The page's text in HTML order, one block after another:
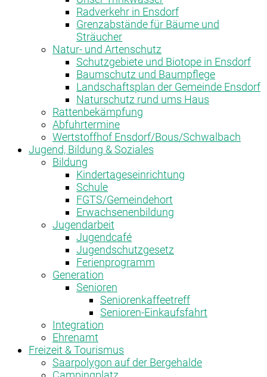
Radverkehr in Ensdorf
Grenzabstände für Bäume und
Sträucher
Natur- und Artenschutz
Schutzgebiete und Biotope in Ensdorf
Baumschutz und Baumpflege
Landschaftsplan der Gemeinde Ensdorf
Naturschutz rund ums Haus
Rattenbekämpfung
Abfuhrtermine
Wertstoffhof Ensdorf/Bous/Schwalbach
Jugend, Bildung & Soziales
Bildung
Kindertageseinrichtung
Schule
FGTS/Gemeindehort
Erwachsenenbildung
Jugendarbeit
Jugendcafé
Jugendschutzgesetz
Ferienprogramm
Generation
Senioren
Seniorenkaffeetreff
Senioren-Einkaufsfahrt
Integration
Ehrenamt
Freizeit & Tourismus
Saarpolygon auf der Bergehalde